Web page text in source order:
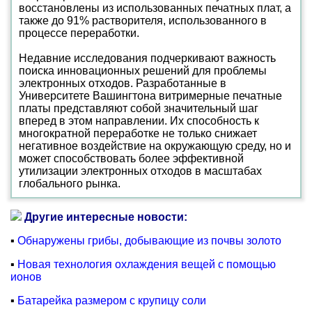
восстановлены из использованных печатных плат, а
также до 91% растворителя, использованного в
процессе переработки.
Недавние исследования подчеркивают важность
поиска инновационных решений для проблемы
электронных отходов. Разработанные в
Университете Вашингтона витримерные печатные
платы представляют собой значительный шаг
вперед в этом направлении. Их способность к
многократной переработке не только снижает
негативное воздействие на окружающую среду, но и
может способствовать более эффективной
утилизации электронных отходов в масштабах
глобального рынка.
Другие интересные новости:
▪ Обнаружены грибы, добывающие из почвы золото
▪ Новая технология охлаждения вещей с помощью
ионов
▪ Батарейка размером с крупицу соли